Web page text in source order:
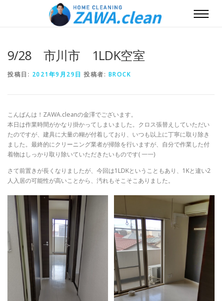
9/28 市川市 1LDK空室
投稿日: 2021年9月29日 投稿者: BROCK
こんばんは！ZAWA.cleanの金澤でございます。
本日は作業時間がかなり掛かってしまいました。クロス張替えしていただい
たのですが、建具に大量の糊が付着しており、いつも以上に丁寧に取り除き
ました。最終的にクリーニング業者が掃除を行いますが、自分で作業した付
着物はしっかり取り除いていただきたいものです( 一一)
さて前置きが長くなりましたが、今回は1LDKということもあり、1Kと違い2
人入居の可能性が高いことから、汚れもそこそこありました。